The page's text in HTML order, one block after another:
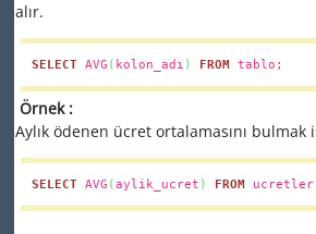
alır.
SELECT AVG ( kolon_adı ) FROM tablo;
Örnek :
Aylık ödenen ücret ortalamasını bulmak
SELECT AVG (aylik_ucret ) FROM